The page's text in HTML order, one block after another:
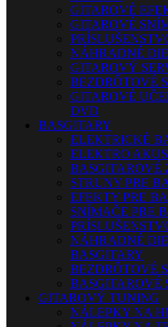
GITAROVÉ
GITAROVÉ
NÁHRADNÉ
GITAROVÝ
BEZDRÔTOVÉ
GITAROVÉ
DVD
BASGITARY
ELEKTRICKÉ
ELEKTRO
BASGITAROVÉ
STRUNY PRE
EFEKTY PRE
SNÍMAČE PRE
NÁHRADNÉ
BASGITARY
BEZDRÔTOVÉ
BASGITAROVÉ
GITAROVÝ TUNING
NÁLEPKY NA